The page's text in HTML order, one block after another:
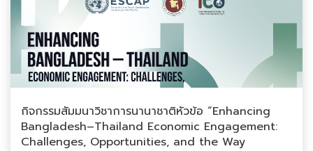
กิจกรรมสัมมนาวิชาการนานาชาติหัวข้อ “Enhancing
Bangladesh–Thailand Economic Engagement:
Challenges, Opportunities, and the Way